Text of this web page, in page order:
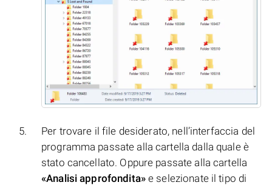
Per trovare il file desiderato, nell’interfaccia del
programma passate alla cartella dalla quale è
stato cancellato. Oppure passate alla cartella
«Analisi approfondita»e selezionate il tipo di